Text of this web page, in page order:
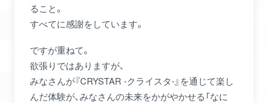
ること。
すべてに感謝をしています。
ですが重ねて。
欲張りではありますが、
みなさんが『CRYSTAR -クライスタ-』を通じて楽し
んだ体験が、みなさんの未来をかがやかせる「なに